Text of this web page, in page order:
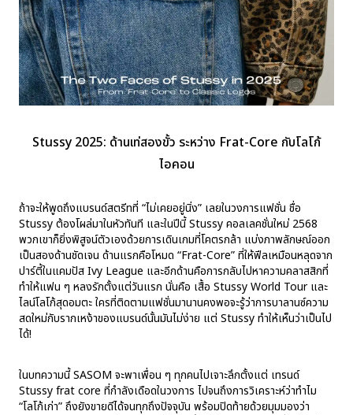
Stussy 2025: ด้านเท่สองขั้ว ระหว่าง Frat-Core กับโลโก้
ไอคอน
ถ้าจะให้พูดถึงแบรนด์สตรีทที่ “ไม่เคยอยู่นิ่ง” เลยในวงการแฟชั่น ชื่อ
Stussy ต้องโผล่มาในหัวทันที และในปีนี้ Stussy คอลเลคชั่นใหม่ 2568
พวกเขาก็ยิ่งพิสูจน์ตัวเองด้วยการเดินเกมที่โคตรกล้า แบ่งภาพลักษณ์ออก
เป็นสองด้านชัดเจน ด้านแรกคือโหมด “Frat-Core” ที่ให้ฟีลเหมือนหลุดจาก
ปาร์ตี้ในแคมปัส Ivy League และอีกด้านคือการกลับไปหาความคลาสสิกที่
ทำให้แฟน ๆ หลงรักตั้งแต่วันแรก นั่นคือ เสื้อ Stussy World Tour และ
ไลน์โลโก้สุดอมตะ ใครที่ติดตามแฟชั่นมานานคงพอจะรู้ว่าการบาลานซ์ความ
สดใหม่กับรากเหง้าของแบรนด์นั้นมันไม่ง่าย แต่ Stussy ทำให้เห็นว่าเป็นไป
ได้!
ในบทความนี้ SASOM จะพาเพื่อน ๆ ทุกคนไปเจาะลึกตั้งแต่ เทรนด์
Stussy frat core ที่กำลังเดือดในวงการ ไปจนถึงการวิเคราะห์ว่าทำไม
“โลโก้เก่า” ถึงยังขายดีได้จนทุกถึงปัจจุบัน พร้อมปิดท้ายด้วยมุมมองว่า